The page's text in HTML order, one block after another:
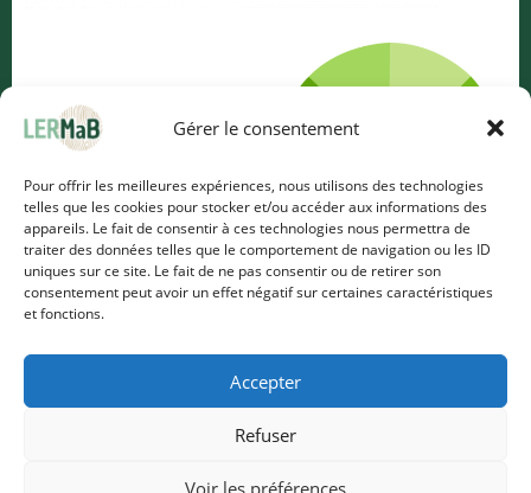
Gérer le consentement
Pour offrir les meilleures expériences, nous utilisons des technologies
telles que les cookies pour stocker et/ou accéder aux informations des
appareils. Le fait de consentir à ces technologies nous permettra de
traiter des données telles que le comportement de navigation ou les ID
uniques sur ce site. Le fait de ne pas consentir ou de retirer son
consentement peut avoir un effet négatif sur certaines caractéristiques
et fonctions.
Accepter
Refuser
Voir les préférences